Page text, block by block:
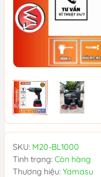
SKU: M20-BL1000
Tình trạng: Còn hàng
Thương hiệu: Yamasu